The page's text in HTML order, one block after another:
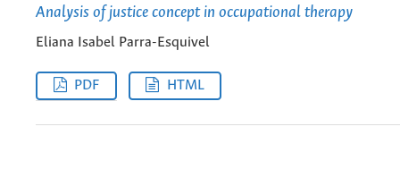
Analysis of justice concept in occupational therapy
Eliana Isabel Parra-Esquivel
PDF HTML